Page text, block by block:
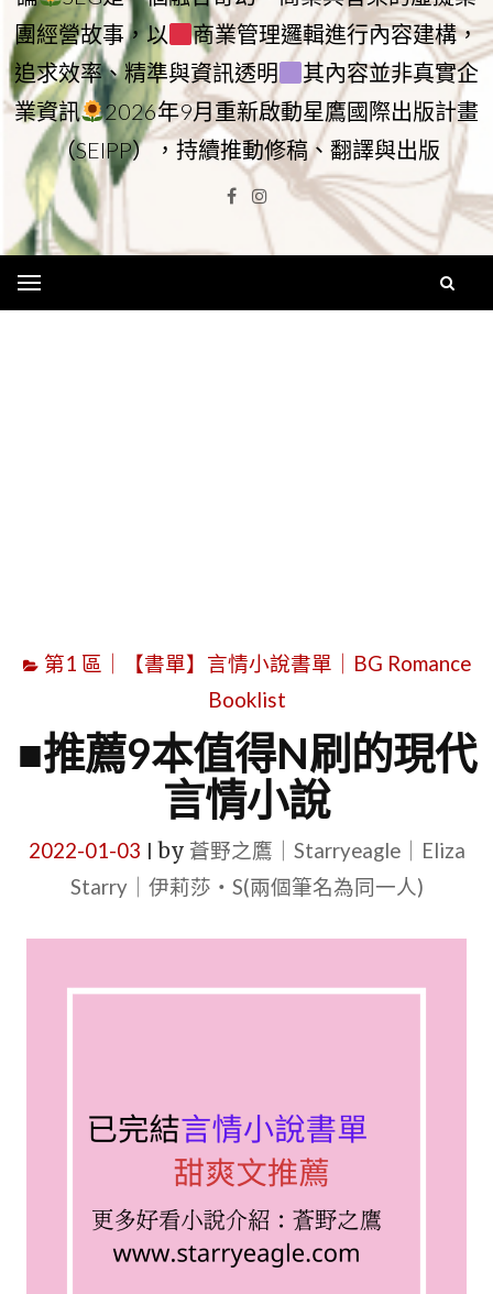
團經營故事，以
商業管理邏輯進行內容建構，
追求效率、精準與資訊透明
其內容並非真實企
業資訊
2026年9月重新啟動星鷹國際出版計畫
（SEIPP），持續推動修稿、翻譯與出版
Facebook
Instagram
第1 區｜【書單】言情小說書單｜BG Romance
Booklist
■推薦9本值得N刷的現代
言情小說
2022-01-03 by 蒼野之鷹｜Starryeagle｜Eliza
Starry｜伊莉莎・S(兩個筆名為同一人)